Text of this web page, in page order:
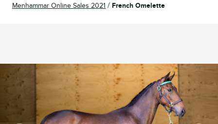
Logga in
Menhammar Online Sales 2021 / French Omelette